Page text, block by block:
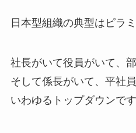
日本型組織の典型はピラ
社長がいて役員がいて、
そして係長がいて、平社
いわゆるトップダウンです